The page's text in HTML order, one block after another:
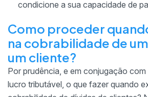
condicione a sua capacidade de
Como proceder
na cobrabilidade de
um cliente?
Por prudência, e em conjugação
lucro tributável, o que fazer quando